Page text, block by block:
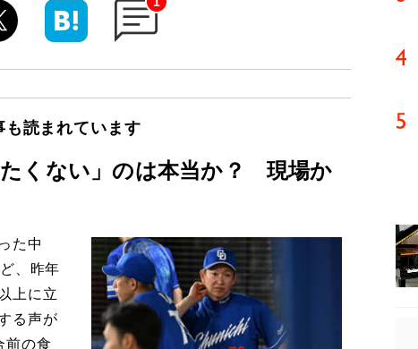
も読まれています
たくない」のは本当か？ 現場か
た中
、昨年
上に立
る声が
前の食